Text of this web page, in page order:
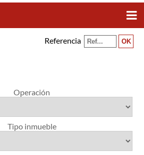
Referencia
Operación
Tipo inmueble